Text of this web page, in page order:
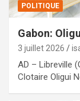
POLITIQUE
Gabon:
3 juillet 2026
AD – Libreville
Clotaire Oligui